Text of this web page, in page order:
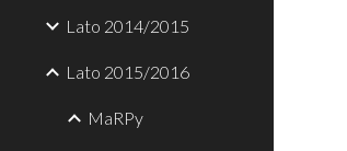
Lato 2014/2015
Lato 2015/2016
MaRPy